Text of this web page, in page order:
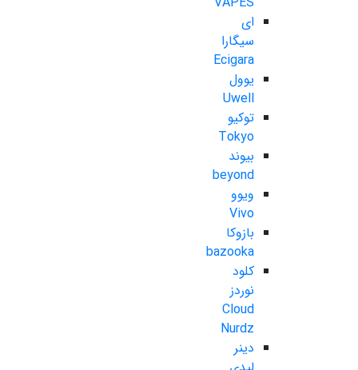
ای
سیگارا
Ecigara
یوول
Uwell
توکیو
Tokyo
بیوند
beyond
ویوو
Vivo
بازوکا
bazooka
کلود
نوردز
Cloud
Nurdz
دینر